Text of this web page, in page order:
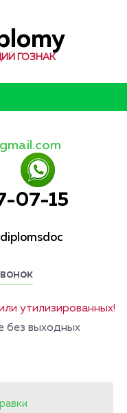
ГОЗНАК
07-15
утилизированных!
без выходных